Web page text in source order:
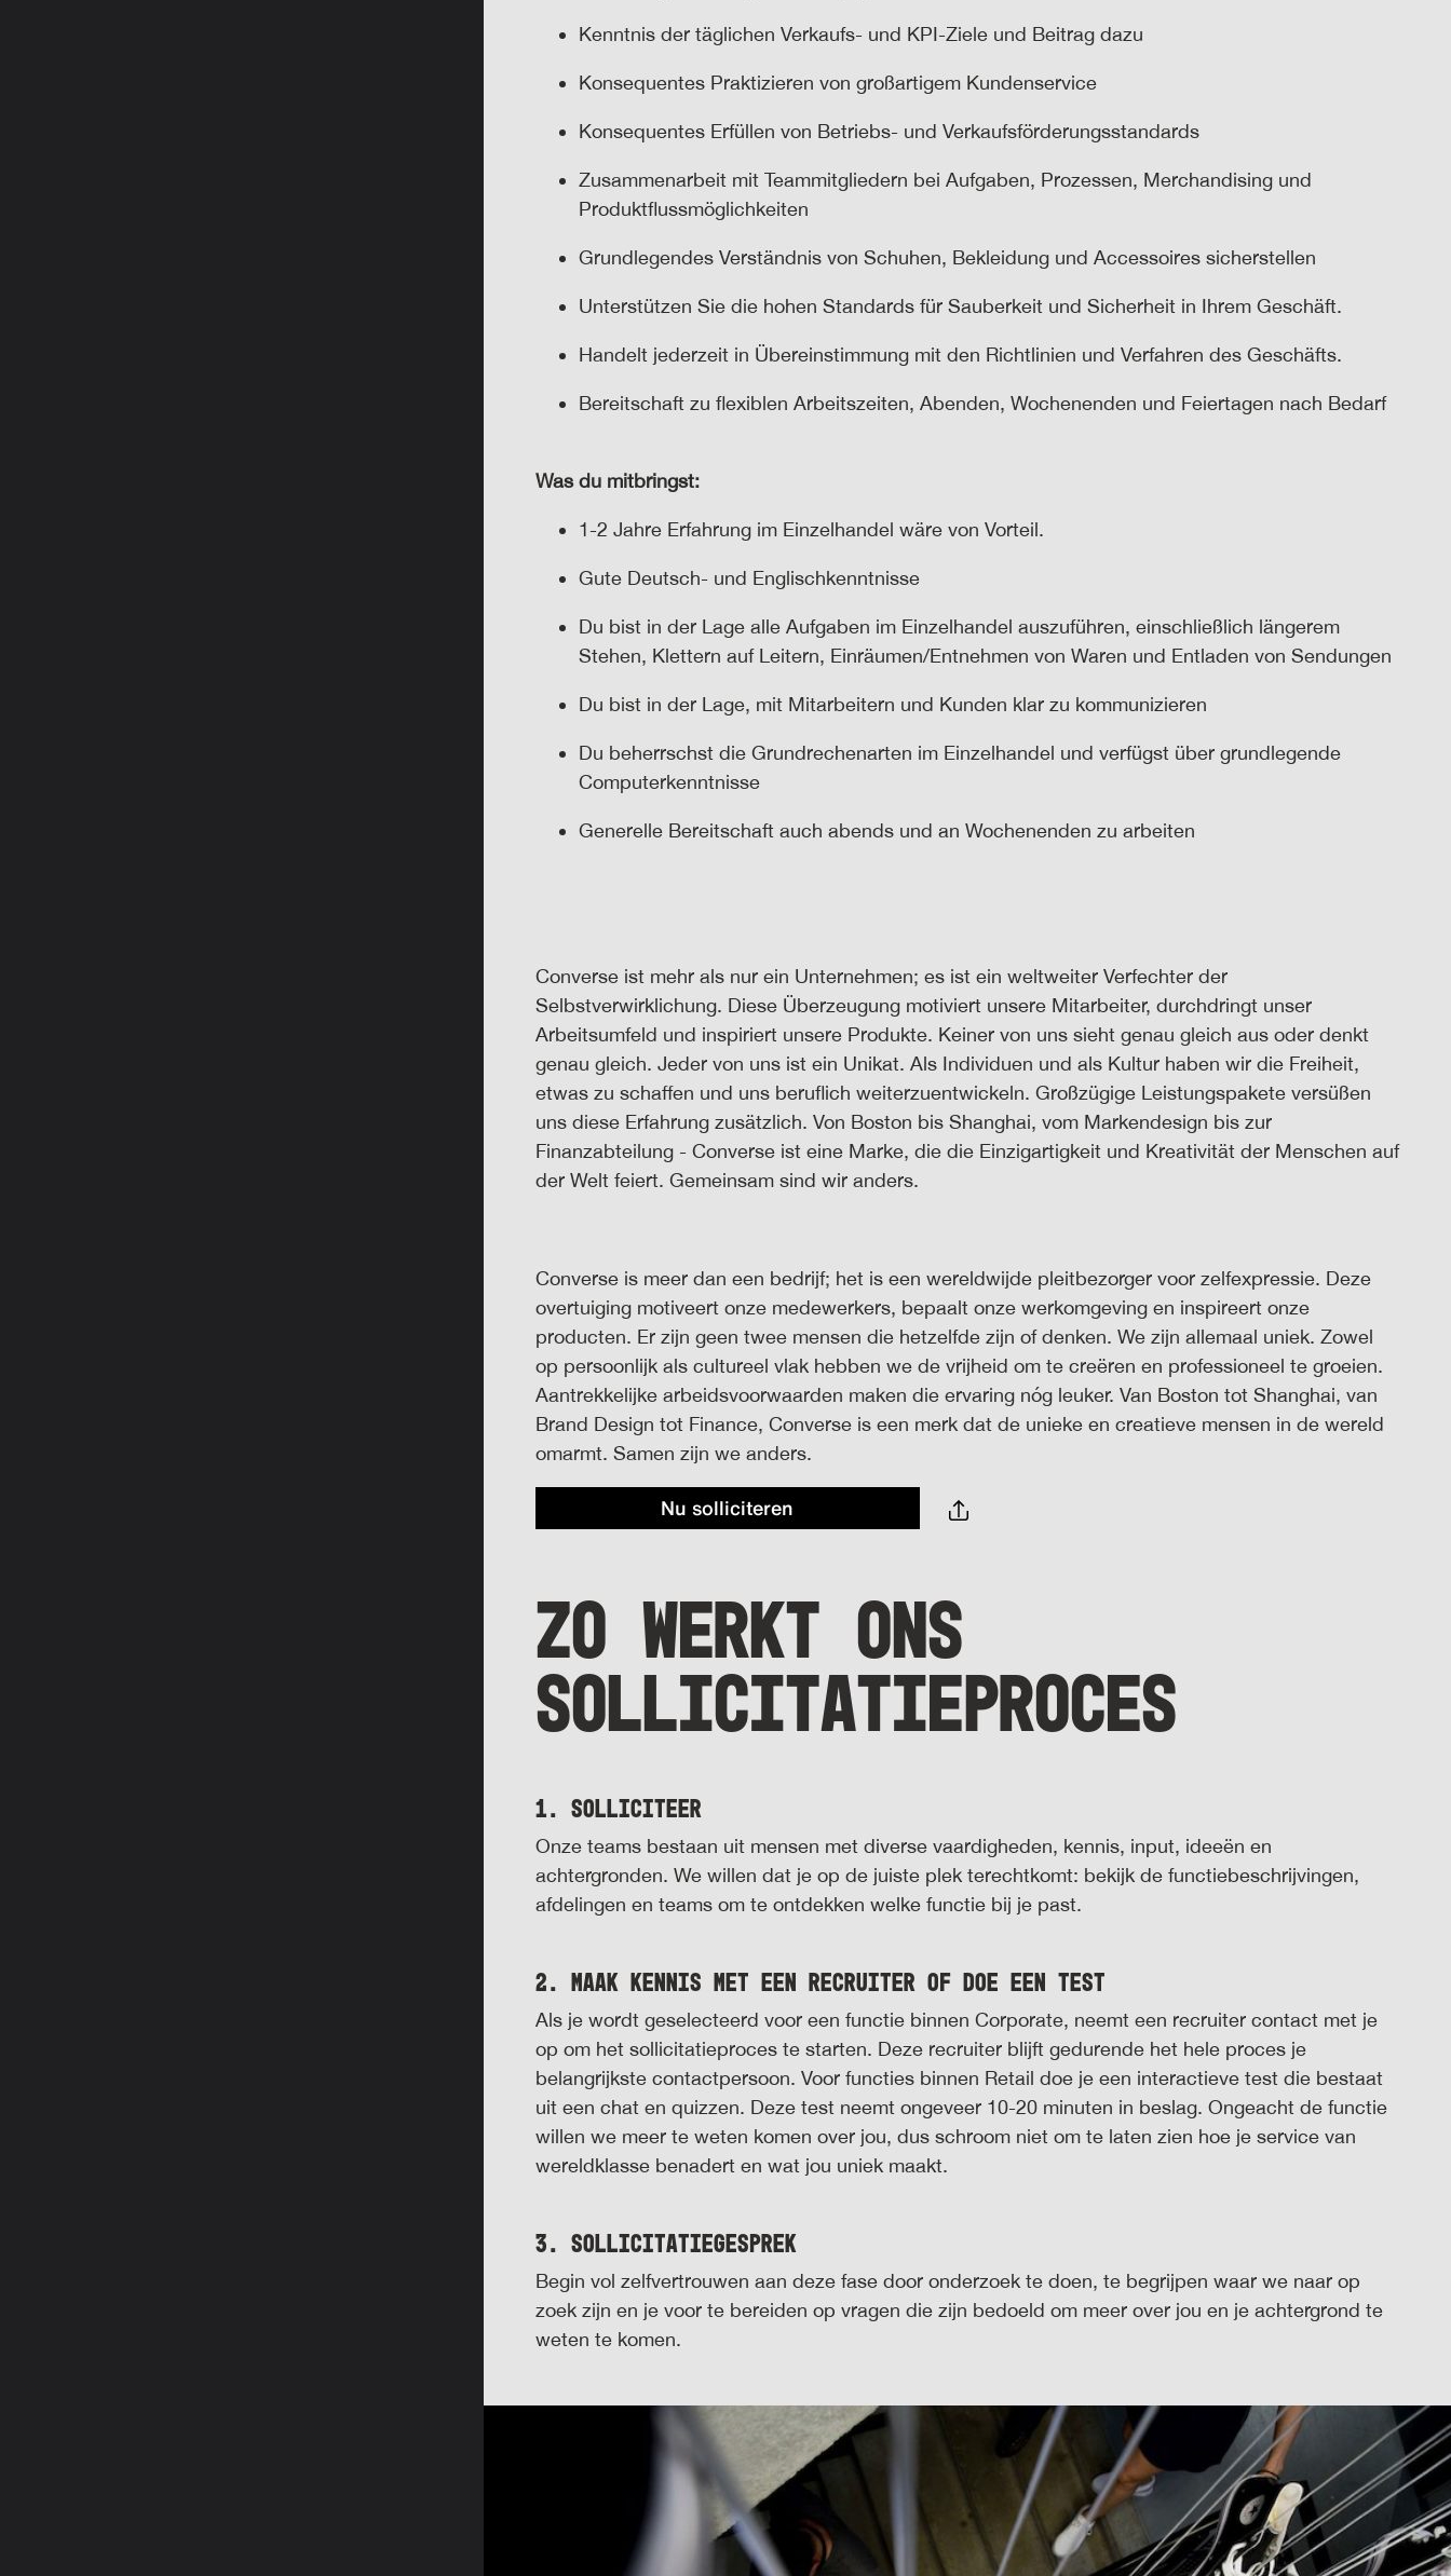
Kenntnis der täglichen Verkaufs- und KPI-Ziele und Beitrag dazu
Konsequentes Praktizieren von großartigem Kundenservice
Konsequentes Erfüllen von Betriebs- und Verkaufsförderungsstandards
Zusammenarbeit mit Teammitgliedern bei Aufgaben, Prozessen, Merchandising und
Produktflussmöglichkeiten
Grundlegendes Verständnis von Schuhen, Bekleidung und Accessoires sicherstellen
Unterstützen Sie die hohen Standards für Sauberkeit und Sicherheit in Ihrem Geschäft.
Handelt jederzeit in Übereinstimmung mit den Richtlinien und Verfahren des Geschäfts.
Bereitschaft zu flexiblen Arbeitszeiten, Abenden, Wochenenden und Feiertagen nach Bedarf
Was du mitbringst:
1-2 Jahre Erfahrung im Einzelhandel wäre von Vorteil.
Gute Deutsch- und Englischkenntnisse
Du bist in der Lagealle Aufgaben im Einzelhandel auszuführen, einschließlich längerem
Stehen, Klettern auf Leitern, Einräumen/Entnehmen von Waren und Entladen von Sendungen
Du bist in der Lage, mit Mitarbeitern und Kunden klar zu kommunizieren
Du beherrschst die Grundrechenarten im Einzelhandel und verfügst über grundlegende
Computerkenntnisse
Generelle Bereitschaft auch abends und an Wochenenden zu arbeiten
Converse ist mehr als nur ein Unternehmen; es ist ein weltweiter Verfechter der
Selbstverwirklichung. Diese Überzeugung motiviert unsere Mitarbeiter, durchdringt unser
Arbeitsumfeld und inspiriert unsere Produkte. Keiner von uns sieht genau gleich aus oder denkt
genau gleich. Jeder von uns ist ein Unikat. Als Individuen und als Kultur haben wir die Freiheit,
etwas zu schaffen und uns beruflich weiterzuentwickeln. Großzügige Leistungspakete versüßen
uns diese Erfahrung zusätzlich. Von Boston bis Shanghai, vom Markendesign bis zur
Finanzabteilung - Converse ist eine Marke, die die Einzigartigkeit und Kreativität der Menschen auf
der Welt feiert. Gemeinsam sind wir anders.
Converse is meer dan een bedrijf; het is een wereldwijde pleitbezorger voor zelfexpressie. Deze
overtuiging motiveert onze medewerkers, bepaalt onze werkomgeving en inspireert onze
producten. Er zijn geen twee mensen die hetzelfde zijn of denken. We zijn allemaal uniek. Zowel
op persoonlijk als cultureel vlak hebben we de vrijheid om te creëren en professioneel te groeien.
Aantrekkelijke arbeidsvoorwaarden maken die ervaring nóg leuker. Van Boston tot Shanghai, van
Brand Design tot Finance, Converse is een merk dat de unieke en creatieve mensen in de wereld
omarmt. Samen zijn we anders.
Nu solliciteren
ZO WERKT ONS
SOLLICITATIEPROCES
1. Solliciteer
Onze teams bestaan uit mensen met diverse vaardigheden, kennis, input, ideeën en
achtergronden. We willen dat je op de juiste plek terechtkomt: bekijk de functiebeschrijvingen,
afdelingen en teams om te ontdekken welke functie bij je past.
2. Maak kennis met een recruiter of doe een test
Als je wordt geselecteerd voor een functie binnen Corporate, neemt een recruiter contact met je
op om het sollicitatieproces te starten. Deze recruiter blijft gedurende het hele proces je
belangrijkste contactpersoon. Voor functies binnen Retail doe je een interactieve test die bestaat
uit een chat en quizzen. Deze test neemt ongeveer 10-20 minuten in beslag. Ongeacht de functie
willen we meer te weten komen over jou, dus schroom niet om te laten zien hoe je service van
wereldklasse benadert en wat jou uniek maakt.
3. Sollicitatiegesprek
Begin vol zelfvertrouwen aan deze fase door onderzoek te doen, te begrijpen waar we naar op
zoek zijn en je voor te bereiden op vragen die zijn bedoeld om meer over jou en je achtergrond te
weten te komen.